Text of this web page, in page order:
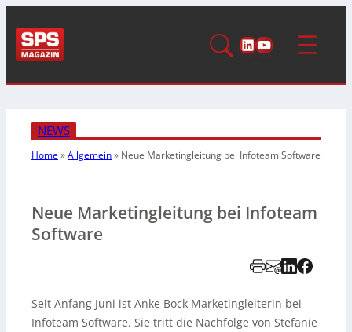
LinkedIn
YouTube
NEWS
Home»Allgemein» Neue Marketingleitung bei Infoteam Software
Neue Marketingleitung bei Infoteam
Software
Seit Anfang Juni ist Anke Bock Marketingleiterin bei
Infoteam Software. Sie tritt die Nachfolge von Stefanie